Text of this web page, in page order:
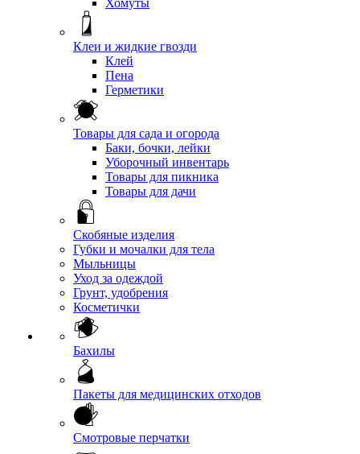
Хомуты
Клеи и жидкие гвозди
Клей
Пена
Герметики
Товары для сада и огорода
Баки, бочки, лейки
Уборочный инвентарь
Товары для пикника
Товары для дачи
Скобяные изделия
Губки и мочалки для тела
Мыльницы
Уход за одеждой
Грунт, удобрения
Косметички
Бахилы
Пакеты для медицинских отходов
Смотровые перчатки